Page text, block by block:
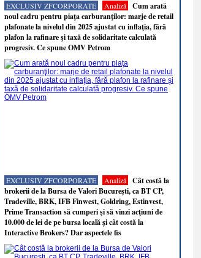
EXCLUSIV ZFCORPORATE Analiză
Cum arată
noul cadru pentru piaţa carburanţilor: marje de retail
plafonate la nivelul din 2025 ajustat cu inflaţia, fără
plafon la rafinare şi taxă de solidaritate calculată
progresiv. Ce spune OMV Petrom
EXCLUSIV ZFCORPORATE Analiză
Cât costă la
brokerii de la Bursa de Valori Bucureşti, ca BT CP,
Tradeville, BRK, IFB Finwest, Goldring, Estinvest,
Prime Transaction să cumperi şi să vinzi acţiuni de
10.000 de lei de pe bursa locală şi cât costă la
Interactive Brokers? Dar aspectele fis